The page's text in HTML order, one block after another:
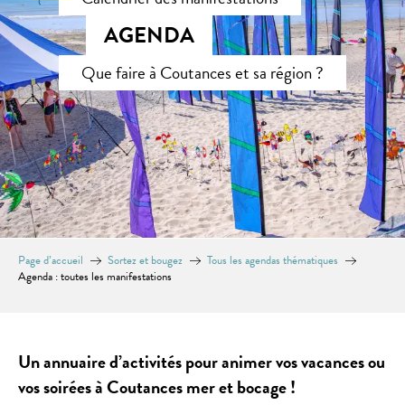
AGENDA
Que faire à Coutances et sa région ?
Page d’accueil Sortez et bougez
Tous les agendas thématiques
Agenda : toutes les manifestations
Un annuaire d’activités pour animer vos vacances ou
vos soirées à Coutances mer et bocage !